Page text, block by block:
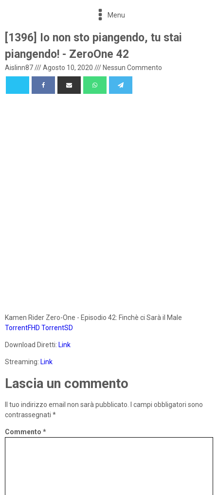
Menu
[1396] Io non sto piangendo, tu stai
piangendo! - ZeroOne 42
Aislinn87///Agosto 10, 2020 /// Nessun Commento
Kamen Rider Zero-One - Episodio 42: Finchè ci Sarà il Male
TorrentFHD TorrentSD
Download Diretti: Link
Streaming: Link
Lascia un commento
Il tuo indirizzo email non sarà pubblicato.
I campi obbligatori sono
contrassegnati *
Commento *